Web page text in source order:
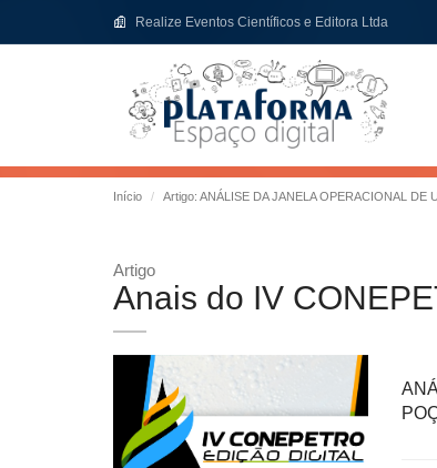
Realize Eventos Científicos e Editora Ltda
Início Artigo: ANÁLISE DA JANELA OPERACIONAL
Artigo
Anais do IV